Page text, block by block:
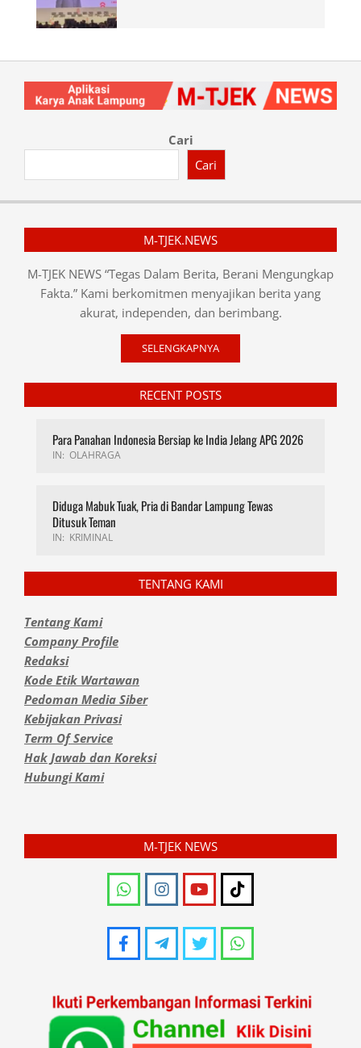
Cari
Cari
M-TJEK.NEWS
M-TJEK NEWS “Tegas Dalam Berita, Berani Mengungkap
Fakta.” Kami berkomitmen menyajikan berita yang
akurat, independen, dan berimbang.
SELENGKAPNYA
RECENT POSTS
Para Panahan Indonesia Bersiap ke India Jelang APG 2026
IN: OLAHRAGA
Diduga Mabuk Tuak, Pria di Bandar Lampung Tewas
Ditusuk Teman
IN: KRIMINAL
TENTANG KAMI
Tentang Kami
Company Profile
Redaksi
Kode Etik Wartawan
Pedoman Media Siber
Kebijakan Privasi
Term Of Service
Hak Jawab dan Koreksi
Hubungi Kami
M-TJEK NEWS